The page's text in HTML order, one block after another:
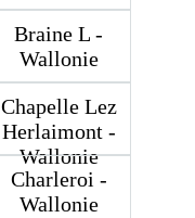
Braine L -
Wallonie
Chapelle Lez
Herlaimont -
Wallonie
Charleroi -
Wallonie